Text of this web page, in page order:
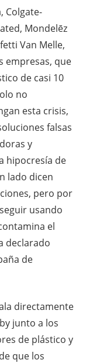
Colgate-
Mondelēz
Van Melle,
empresas, que
de casi 10
no
esta crisis,
falsas
y
hipocresía de
lado dicen
pero por
usando
el
declarado
de
directamente
junto a los
de plástico y
que los